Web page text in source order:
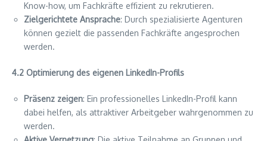
Know-how, um Fachkräfte effizient zu rekrutieren.
Zielgerichtete Ansprache: Durch spezialisierte Agenturen
können gezielt die passenden Fachkräfte angesprochen
werden.
4.2 Optimierung des eigenen LinkedIn-Profils
Präsenz zeigen: Ein professionelles LinkedIn-Profil kann
dabei helfen, als attraktiver Arbeitgeber wahrgenommen zu
werden.